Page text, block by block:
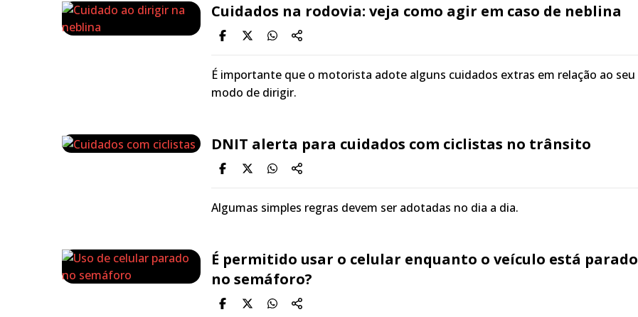
Cuidados na rodovia: veja como agir em caso de neblina
É importante que o motorista adote alguns cuidados extras em relação ao seu
modo de dirigir.
DNIT alerta para cuidados com ciclistas no trânsito
Algumas simples regras devem ser adotadas no dia a dia.
É permitido usar o celular enquanto o veículo está parado
no semáforo?